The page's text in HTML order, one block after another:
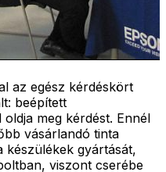
az egész kérdéskört
beépített
meg kérdést. Ennél
vásárlandó tinta
készülékek gyártását,
viszont cserébe